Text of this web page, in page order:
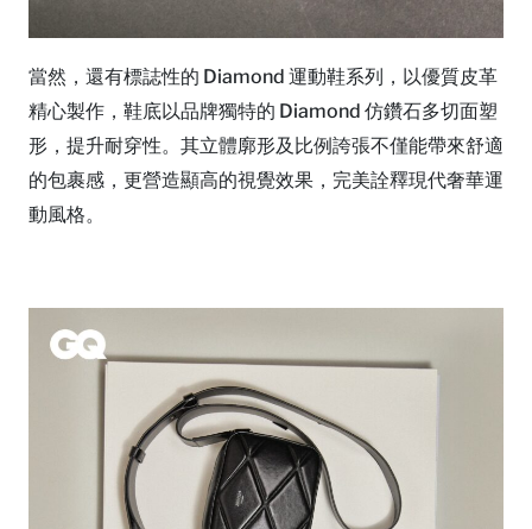
當然，還有標誌性的 Diamond 運動鞋系列，以優質皮革
精心製作，鞋底以品牌獨特的 Diamond 仿鑽石多切面塑
形，提升耐穿性。其立體廓形及比例誇張不僅能帶來舒適
的包裹感，更營造顯高的視覺效果，完美詮釋現代奢華運
動風格。